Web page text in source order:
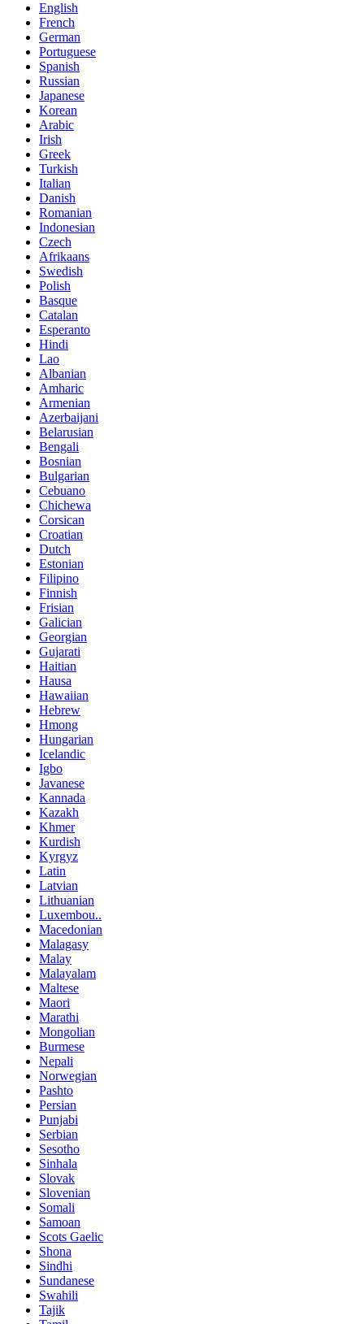
English
French
German
Portuguese
Spanish
Russian
Japanese
Korean
Arabic
Irish
Greek
Turkish
Italian
Danish
Romanian
Indonesian
Czech
Afrikaans
Swedish
Polish
Basque
Catalan
Esperanto
Hindi
Lao
Albanian
Amharic
Armenian
Azerbaijani
Belarusian
Bengali
Bosnian
Bulgarian
Cebuano
Chichewa
Corsican
Croatian
Dutch
Estonian
Filipino
Finnish
Frisian
Galician
Georgian
Gujarati
Haitian
Hausa
Hawaiian
Hebrew
Hmong
Hungarian
Icelandic
Igbo
Javanese
Kannada
Kazakh
Khmer
Kurdish
Kyrgyz
Latin
Latvian
Lithuanian
Luxembou..
Macedonian
Malagasy
Malay
Malayalam
Maltese
Maori
Marathi
Mongolian
Burmese
Nepali
Norwegian
Pashto
Persian
Punjabi
Serbian
Sesotho
Sinhala
Slovak
Slovenian
Somali
Samoan
Scots Gaelic
Shona
Sindhi
Sundanese
Swahili
Tajik